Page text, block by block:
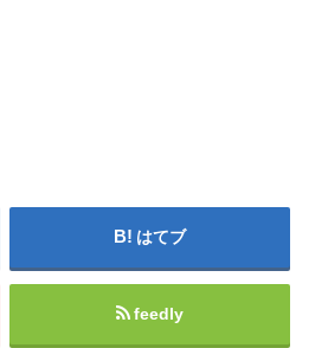
はてブ
feedly